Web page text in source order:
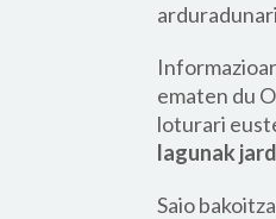
ematen du
loturari
lagunak
Saio